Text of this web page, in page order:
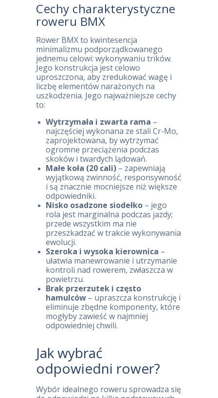
Cechy charakterystyczne
roweru BMX
Rower BMX to kwintesencja
minimalizmu podporządkowanego
jednemu celowi: wykonywaniu trików.
Jego konstrukcja jest celowo
uproszczona, aby zredukować wagę i
liczbę elementów narażonych na
uszkodzenia. Jego najważniejsze cechy
to:
Wytrzymała i zwarta rama –
najczęściej wykonana ze stali Cr-Mo,
zaprojektowana, by wytrzymać
ogromne przeciążenia podczas
skoków i twardych lądowań.
Małe koła (20 cali)– zapewniają
wyjątkową zwinność, responsywność
i są znacznie mocniejsze niż większe
odpowiedniki.
Nisko osadzone siodełko– jego
rola jest marginalna podczas jazdy;
przede wszystkim ma nie
przeszkadzać w trakcie wykonywania
ewolucji.
Szeroka i wysoka kierownica –
ułatwia manewrowanie i utrzymanie
kontroli nad rowerem, zwłaszcza w
powietrzu.
Brak przerzutek i często
hamulców– upraszcza konstrukcję i
eliminuje zbędne komponenty, które
mogłyby zawieść w najmniej
odpowiedniej chwili.
Jak wybrać
odpowiedni rower?
Wybór idealnego roweru sprowadza się